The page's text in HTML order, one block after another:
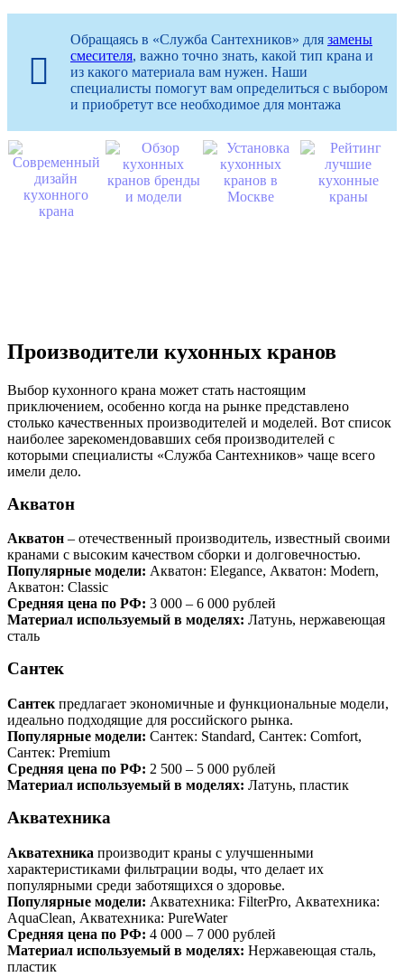
Обращаясь в «Служба Сантехников» для замены
смесителя, важно точно знать, какой тип крана и
из какого материала вам нужен. Наши
специалисты помогут вам определиться с выбором
и приобретут все необходимое для монтажа
Производители кухонных кранов
Выбор кухонного крана может стать настоящим
приключением, особенно когда на рынке представлено
столько качественных производителей и моделей. Вот список
наиболее зарекомендовавших себя производителей с
которыми специалисты «Служба Сантехников» чаще всего
имели дело.
Акватон
Акватон – отечественный производитель, известный своими
кранами с высоким качеством сборки и долговечностью.
Популярные модели: Акватон: Elegance, Акватон: Modern,
Акватон: Classic
Средняя цена по РФ: 3 000 – 6 000 рублей
Материал используемый в моделях: Латунь, нержавеющая
сталь
Сантек
Сантек предлагает экономичные и функциональные модели,
идеально подходящие для российского рынка.
Популярные модели: Сантек: Standard, Сантек: Comfort,
Сантек: Premium
Средняя цена по РФ: 2 500 – 5 000 рублей
Материал используемый в моделях: Латунь, пластик
Акватехника
Акватехника производит краны с улучшенными
характеристиками фильтрации воды, что делает их
популярными среди заботящихся о здоровье.
Популярные модели: Акватехника: FilterPro, Акватехника:
AquaClean, Акватехника: PureWater
Средняя цена по РФ: 4 000 – 7 000 рублей
Материал используемый в моделях: Нержавеющая сталь,
пластик